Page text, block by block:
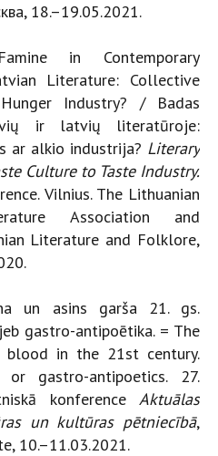
18.–19.05.2021.
in Contemporary
Literature: Collective
Industry? / Badas
ir latvių literatūroje:
ar alkio industrija? Literary
Culture to Taste Industry.
Vilnius. The Lithuanian
Association and
Literature and Folklore,
un asins garša 21. gs.
gastro-antipoētika. = The
in the 21st century.
or gastro-antipoetics. 27.
konference Aktuālas
un kultūras pētniecībā,
10.–11.03.2021.